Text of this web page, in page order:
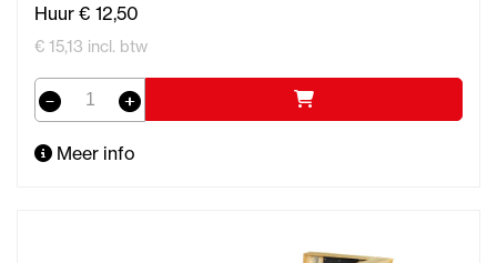
Huur € 12,50
€ 15,13 incl. btw
Meer info